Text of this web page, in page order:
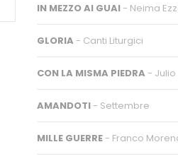
IN MEZZO AI GUAI - Neima
GLORIA - Canti Liturgici
CON LA MISMA PIEDRA -
AMANDOTI - Settembre
MILLE GUERRE - Franco